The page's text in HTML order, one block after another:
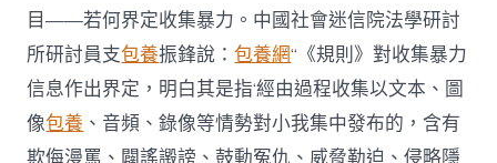
目——若何界定收集暴力。中國社會迷信院法學研討
所研討員支包養振鋒說：包養網“《規則》對收集暴力
信息作出界定，明白其是指‘經由過程收集以文本、圖
像包養 、音頻、錄像等情勢對小我集中發布的，含有
欺侮漫罵、闢謠譭謗、鼓動冤仇、威脅勒迫、侵略隱